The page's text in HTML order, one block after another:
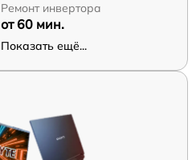
Ремонт инвертора
от 60 мин.
Показать ещё...